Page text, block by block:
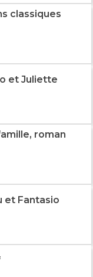
classiques
et Juliette
roman
et Fantasio